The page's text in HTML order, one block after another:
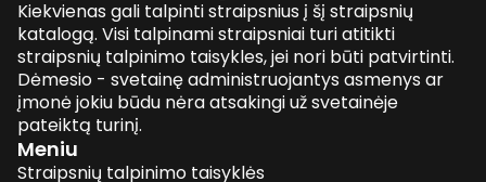
Kiekvienas gali talpinti straipsnius į šį straipsnių
katalogą. Visi talpinami straipsniai turi atitikti
straipsnių talpinimo taisykles, jei nori būti patvirtinti.
Dėmesio - svetainę administruojantys asmenys ar
įmonė jokiu būdu nėra atsakingi už svetainėje
pateiktą turinį.
Meniu
Straipsnių talpinimo taisyklės